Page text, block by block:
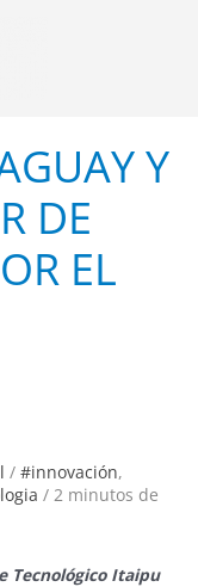
Y
DE
EL
/ #innovación,
/ 2 minutos de
Tecnológico Itaipu